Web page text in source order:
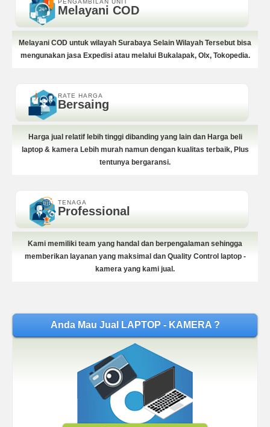
Melayani COD
Melayani COD untuk wilayah Surabaya Selain Wilayah Tersebut bisa
mengunakan jasa Expedisi atau melalui Bukalapak, Olx, Tokopedia.
RATE HARGA
Bersaing
Harga jual relatif lebih tinggi dibanding yang lain dan Harga beli
laptop & kamera Lebih murah namun dengan kualitas terbaik, Plus
tentunya bergaransi.
TENAGA
Professional
Kami memiliki team yang handal dan berpengalaman sehingga
memberikan layanan yang maksimal dan Quality Control laptop -
kamera yang kami jual.
Anda Mau Jual LAPTOP - KAMERA ?